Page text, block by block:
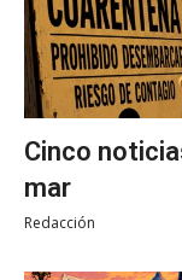
Cinco
mar
Redacción